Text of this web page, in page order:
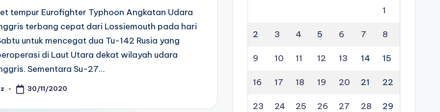
tempur Eurofighter Typhoon Angkatan Udara
terbang cepat dari Lossiemouth pada hari
untuk mencegat dua Tu-142 Rusia yang
di Laut Utara dekat wilayah udara
Sementara Su-27…
30/11/2020
1
2 3 4 5 6 7 8
9 10 11 12 13 14 15
16 17 18 19 20 21 22
23 24 25 26 27 28 29